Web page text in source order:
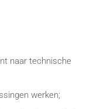
naar technische
werken;